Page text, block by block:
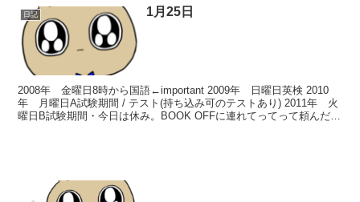
日記 1月25日
2008年 金曜日8時から国語←important 2009年 日曜日英検 2010
年 月曜日A試験期間 / テスト(持ち込み可のテストあり) 2011年 火
曜日B試験期間・今日は休み。BOOK OFFに連れてってって頼んだけ